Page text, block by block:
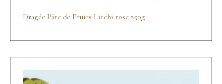
Dragée Pâte de Fruits Litchi rose 250g